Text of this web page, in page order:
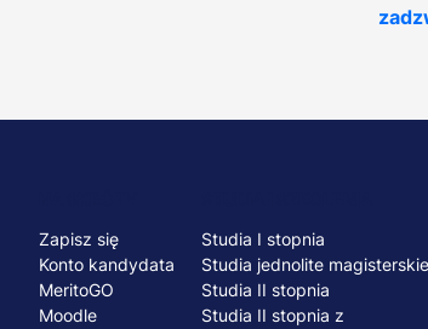
Menu
stopka
Zapisz się
Konto kandydata
MeritoGO
Moodle
Studia I stopnia
Studia jednolite magisterskie
Studia II stopnia
Studia II stopnia z